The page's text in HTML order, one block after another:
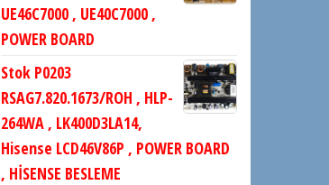
UE46C7000 , UE40C7000 ,
POWER BOARD
Stok P0203
RSAG7.820.1673/ROH , HLP-
264WA , LK400D3LA14,
Hisense LCD46V86P , POWER BOARD
, HİSENSE BESLEME